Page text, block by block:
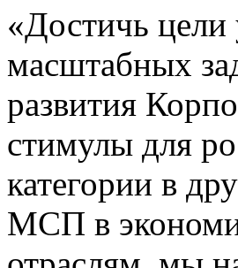
«Достичь цели
масштабных
развития
стимулы для
категории в
МСП в